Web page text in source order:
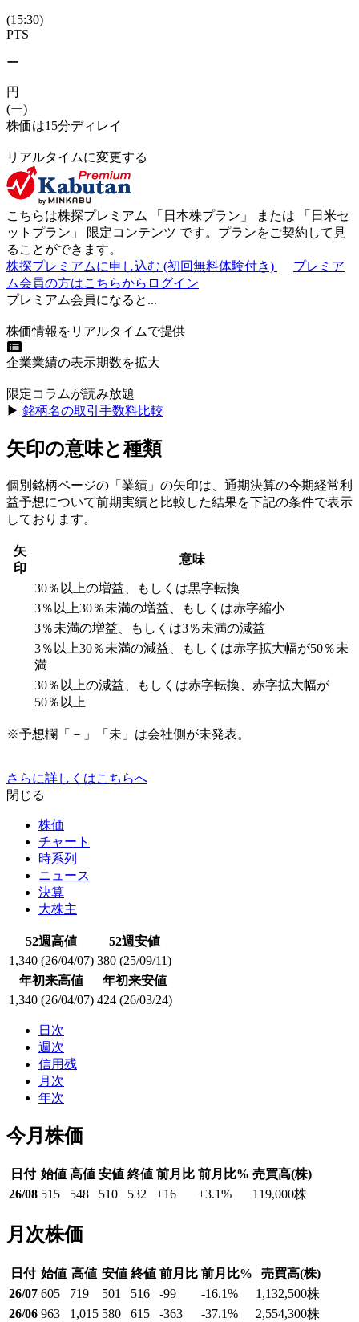
(15:30)
PTS
ー
円
(ー)
株価は15分ディレイ
リアルタイムに変更する
こちらは株探プレミアム 「 日本株プラン 」 または 「 日米セ
ットプラン 」 限定コンテンツ です。プランをご契約して見
ることができます。
株探プレミアムに申し込む (初回無料体験付き)
プレミア
ム会員の方はこちらからログイン
プレミアム会員になると...
株価情報をリアルタイムで提供
企業業績の表示期数を拡大
限定コラムが読み放題
▶︎ 銘柄名の取引手数料比較
矢印の意味と種類
個別銘柄ページの「業績」の矢印は、通期決算の今期経常利
益予想について前期実績と比較した結果を下記の条件で表示
しております。
矢
印
意味
30％以上の増益、もしくは黒字転換
3％以上30％未満の増益、もしくは赤字縮小
3％未満の増益、もしくは3％未満の減益
3％以上30％未満の減益、もしくは赤字拡大幅が50％未
満
30％以上の減益、もしくは赤字転換、赤字拡大幅が
50％以上
※予想欄「－」「未」は会社側が未発表。
さらに詳しくはこちらへ
閉じる
株価
チャート
時系列
ニュース
決算
大株主
52週高値
52週安値
1,340 (26/04/07) 380 (25/09/11)
年初来高値
年初来安値
1,340 (26/04/07) 424 (26/03/24)
日次
週次
信用残
月次
年次
今月株価
日付 始値 高値 安値 終値 前月比 前月比% 売買高(株)
26/08 515 548 510 532 +16 +3.1% 119,000株
月次株価
日付 始値 高値 安値 終値 前月比 前月比%
売買高(株)
26/07 605 719 501 516 -99 -16.1% 1,132,500株
26/06 963 1,015 580 615 -363 -37.1% 2,554,300株